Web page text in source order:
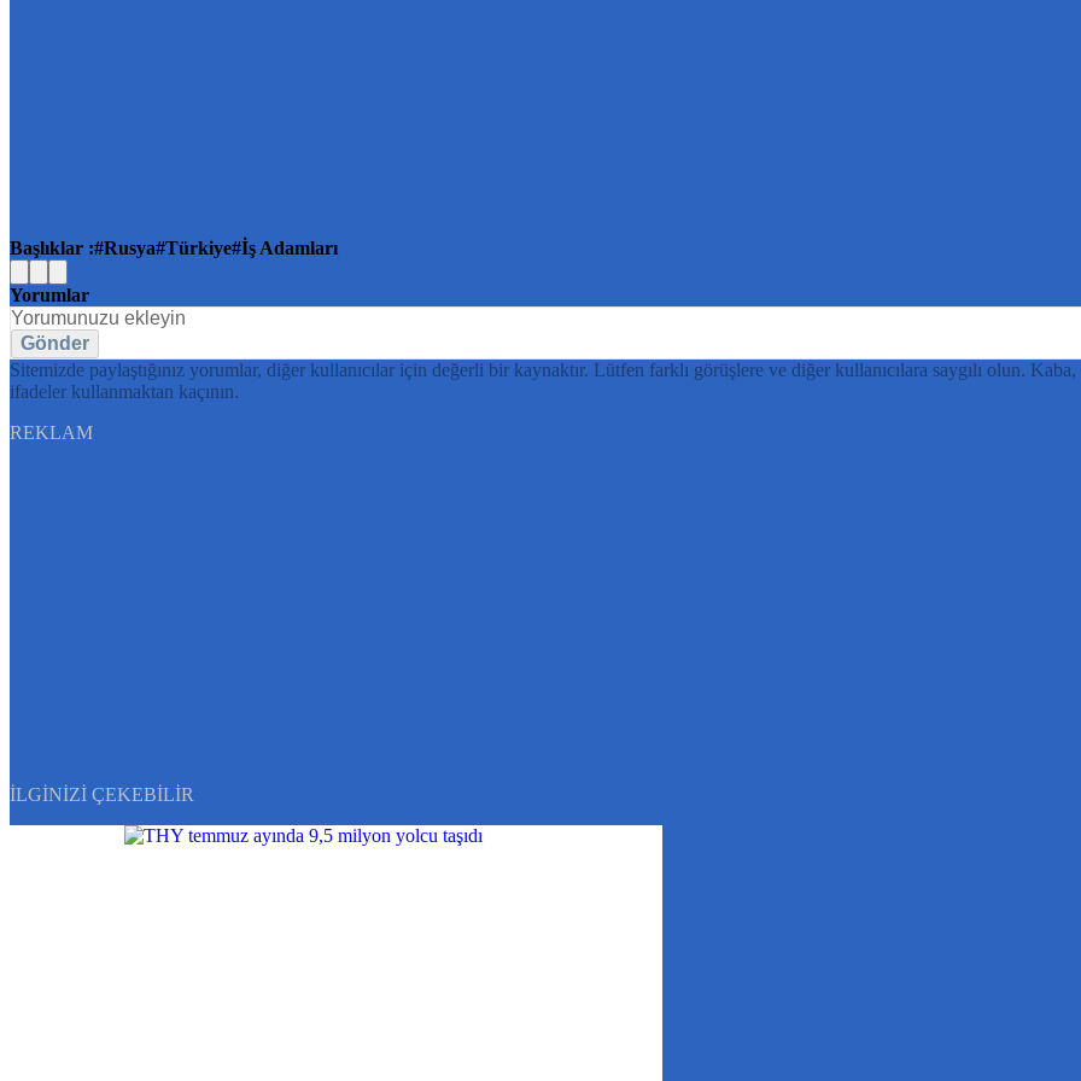
Başlıklar : Rusya Türkiye İş Adamları
Yorumlar
Gönder
Sitemizde paylaştığınız yorumlar, diğer kullanıcılar için değerli bir kaynaktır. Lütfen farklı görüşlere ve diğer kullanıcılara saygılı olun. Kaba,
ifadeler kullanmaktan kaçının.
REKLAM
İLGINIZI ÇEKEBILIR